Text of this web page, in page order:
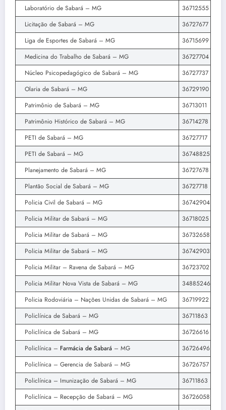
Laboratório de Sabará – MG
36712555
Licitação de Sabará – MG
36727677
Liga de Esportes de Sabará – MG
36715699
Medicina do Trabalho de Sabará – MG
36727704
Núcleo Psicopedagógico de Sabará – MG
36727737
Olaria de Sabará – MG
36729190
Patrimônio de Sabará – MG
36713011
Patrimônio Histórico de Sabará – MG
36714278
PETI de Sabará – MG
36727717
PETI de Sabará – MG
36748825
Planejamento de Sabará – MG
36727678
Plantão Social de Sabará – MG
36727718
Policia Civil de Sabará – MG
36742904
Policia Militar de Sabará – MG
36718025
Policia Militar de Sabará – MG
36732658
Policia Militar de Sabará – MG
36742903
Policia Militar – Ravena de Sabará – MG
36723702
Policia Militar Nova Vista de Sabará – MG
34885246
Policia Rodoviária – Nações Unidas de Sabará – MG
36719922
Policlínica de Sabará – MG
36711863
Policlínica de Sabará – MG
36726616
Policlínica – Farmácia de Sabará – MG
36726496
Policlínica – Gerencia de Sabará – MG
36726757
Policlínica – Imunização de Sabará – MG
36711863
Policlínica – Recepção de Sabará – MG
36726058